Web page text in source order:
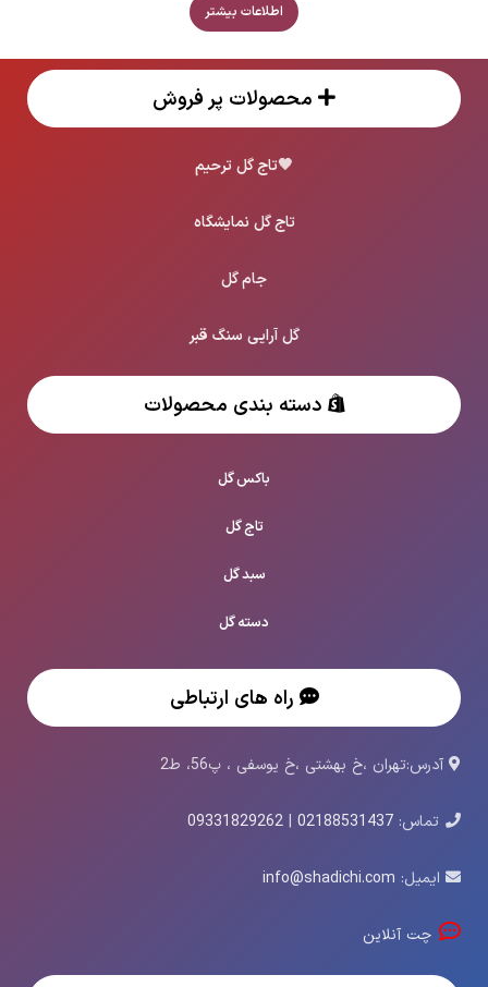
اطلاعات بیشتر
محصولات پر فروش
🖤تاج گل ترحیم
تاج گل نمایشگاه
جام گل
گل آرایی سنگ قبر
دسته بندی محصولات
باکس گل
تاج گل
سبد گل
دسته گل
راه های ارتباطی
آدرس:تهران ،خ بهشتی ،خ یوسفی ، پ56، ط2
تماس: 02188531437
|
09331829262
ایمیل: info@shadichi.com
چت آنلاین